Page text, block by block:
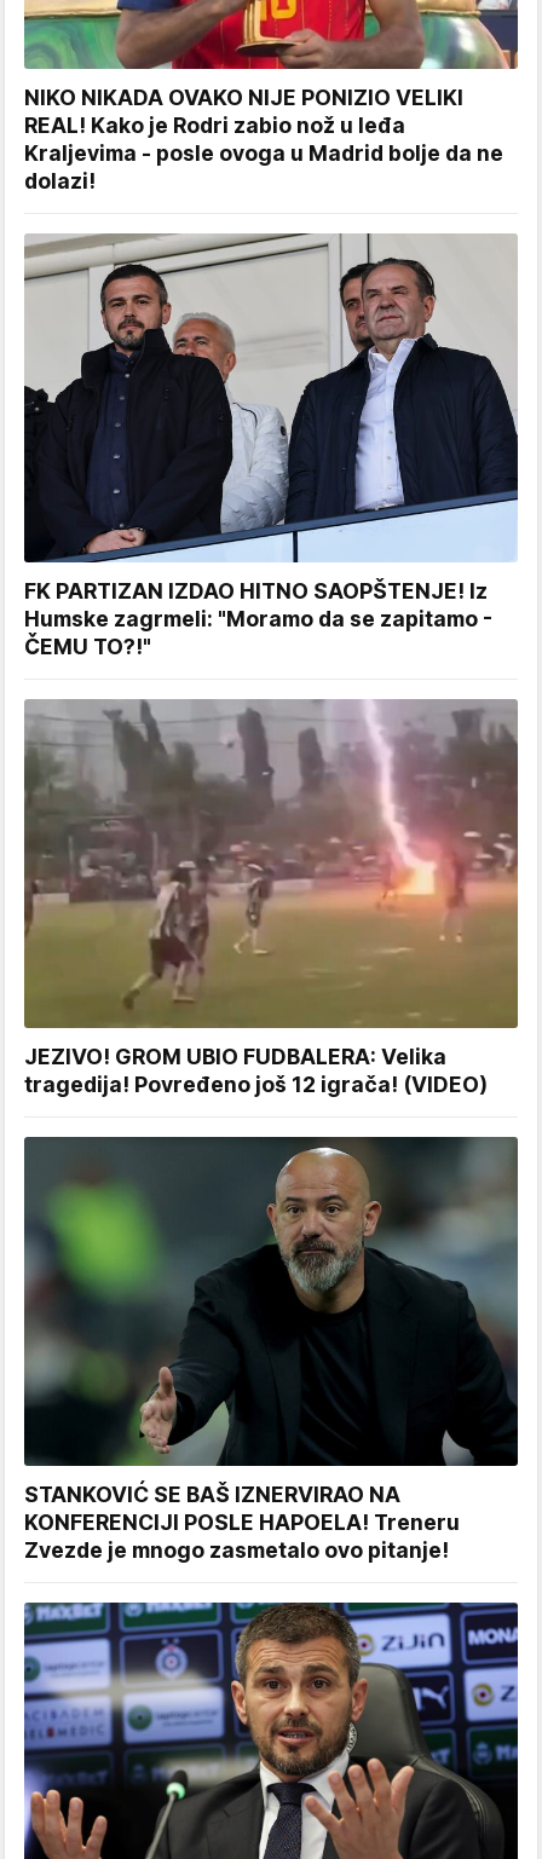
NIKO NIKADA OVAKO NIJE PONIZIO VELIKI
REAL! Kako je Rodri zabio nož u leđa
Kraljevima - posle ovoga u Madrid bolje da ne
dolazi!
FK PARTIZAN IZDAO HITNO SAOPŠTENJE! Iz
Humske zagrmeli: "Moramo da se zapitamo -
ČEMU TO?!"
JEZIVO! GROM UBIO FUDBALERA: Velika
tragedija! Povređeno još 12 igrača! (VIDEO)
STANKOVIĆ SE BAŠ IZNERVIRAO NA
KONFERENCIJI POSLE HAPOELA! Treneru
Zvezde je mnogo zasmetalo ovo pitanje!